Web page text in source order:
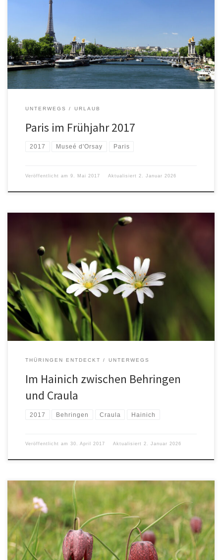
Im Musée d’Orsay war vom 14. März bis zum 25. Juni 2017 die
Sonderausstellung „Jenseits der Sterne. Mystische Landschaften
von Monet bis Kandinsky“ zu sehen. Deshalb waren wir 7. bis 9. Mai
2017 auf einen Kurztrip in Paris. Um kurz nach 8 Uhr in Erfurt
gestartet standen wir acht Stunden […]
UNTERWEGS URLAUB
Paris im Frühjahr 2017
2017 Museé d'Orsay Paris
Veröffentlicht am 9. Mai 2017 Aktualisiert 2. Januar 2026
In diesem Frühjahr waren wir mal wieder im Hainich unterwegs.
Durch Behringen sind wir bisher höchstens durchgefahren. Diesmal
war es Start- und Zielpunkt unserer Tour. Wir liefen über eine
schöne Hochebene mit Blick nach Südost und fanden die Craulaer
Wacholderheide, die wir zur Orchideenblüte unbedingt einmal
besuchen sollten. Wir kamen […]
THÜRINGEN ENTDECKT UNTERWEGS
Im Hainich zwischen Behringen
und Craula
2017 Behringen Craula Hainich
Veröffentlicht am 30. April 2017 Aktualisiert 2. Januar 2026